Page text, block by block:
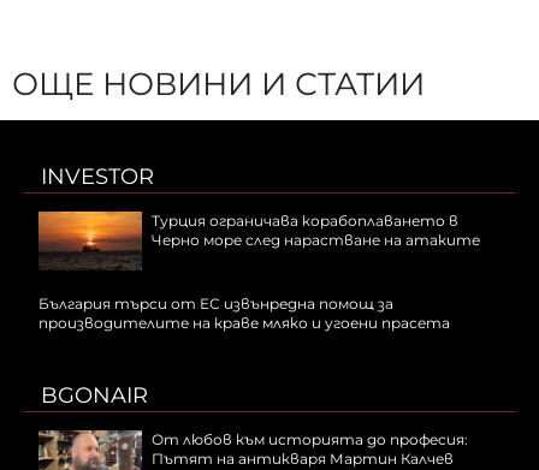
ОЩЕ НОВИНИ И СТАТИИ
INVESTOR
Турция ограничава корабоплаването в
Черно море след нарастване на атаките
България търси от ЕС извънредна помощ за
производителите на краве мляко и угоени прасета
BGONAIR
От любов към историята до професия:
Пътят на антикваря Мартин Калчев